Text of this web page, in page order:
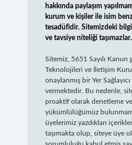
hakkında paylaşım
kurum ve kişiler ile isim
tesadüfidir. Sitemizdeki
ve tavsiye niteliği taşımazlar.
Sitemiz, 5651 Sayılı Kanun
Teknolojileri ve İletişim
onaylanmış bir Yer
vermektedir. Bu nedenle,
proaktif olarak denetleme
yükümlülüğümüz
üyelerimiz yazdıkları
taşımakta olup, siteye üye